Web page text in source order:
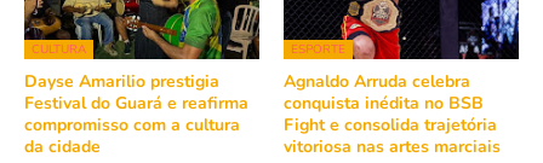
CULTURA
Dayse Amarilio prestigia
Festival do Guará e reafirma
compromisso com a cultura
da cidade
ESPORTE
Agnaldo Arruda celebra
conquista inédita no BSB
Fight e consolida trajetória
vitoriosa nas artes marciais